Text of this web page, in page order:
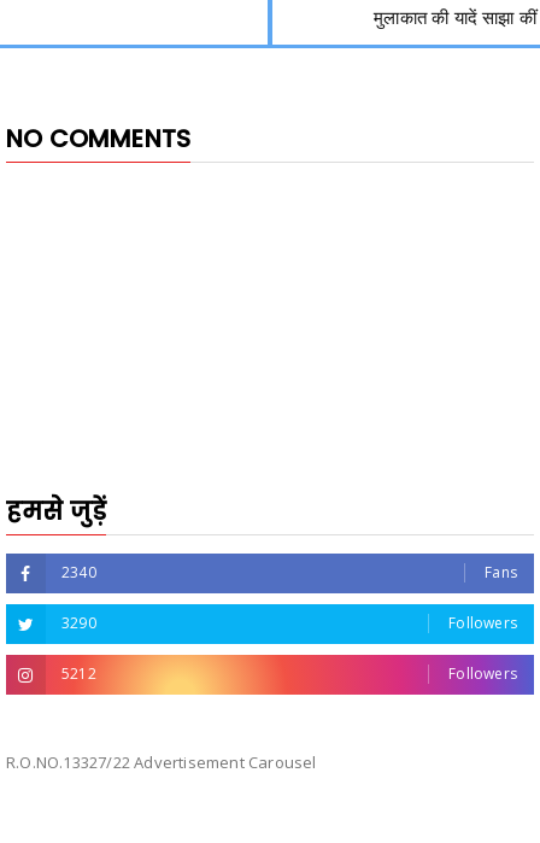
मुलाकात की यादें साझा कीं
NO COMMENTS
हमसे जुड़ें
2340 Fans
3290 Followers
5212 Followers
R.O.NO.13327/22 Advertisement Carousel